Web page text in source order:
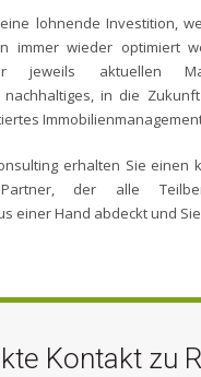
lohnende Investition,
immer wieder optimiert
jeweils aktuellen
in die
erhalten Sie einen
der alle
einer Hand abdeckt und
Kontakt zu